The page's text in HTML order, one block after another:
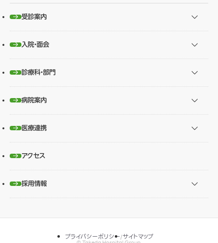
受診案内
入院・面会
診療科・部門
病院案内
医療連携
アクセス
採用情報
プライバシーポリシー サイトマップ